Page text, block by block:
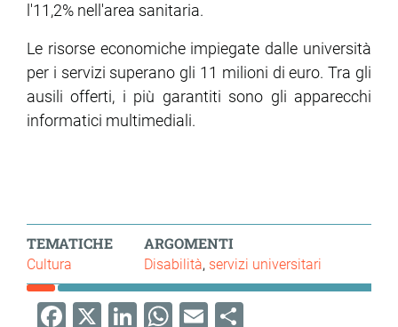
l'11,2% nell'area sanitaria.
Le risorse economiche impiegate dalle università
per i servizi superano gli 11 milioni di euro. Tra gli
ausili offerti, i più garantiti sono gli apparecchi
informatici multimediali.
TEMATICHE
Cultura
ARGOMENTI
Disabilità servizi universitari